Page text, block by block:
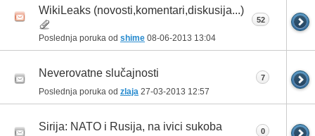
WikiLeaks (novosti,komentari,diskusija...)
Poslednja poruka od shime 08-06-2013 13:04
52
Neverovatne slučajnosti
Poslednja poruka od zlaja 27-03-2013 12:57
7
Sirija: NATO i Rusija, na ivici sukoba 0